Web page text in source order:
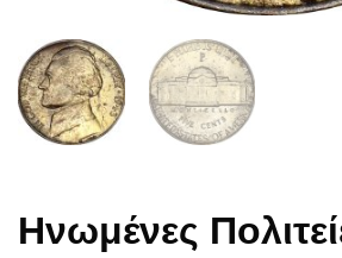
Ηνωμένες